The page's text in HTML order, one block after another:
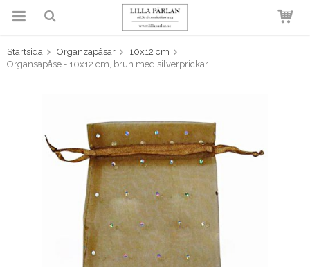
Produkten har blivit tillagd i
varukorgen
Startsida Organzapåsar
10x12 cm
Organsapåse - 10x12 cm, brun med silverprickar